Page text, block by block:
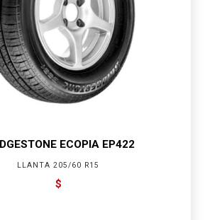
ECOPIA EP422
LLANTA 205/60 R15
$